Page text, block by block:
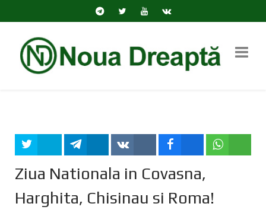
Ziua Nationala in Covasna,
Harghita, Chisinau si Roma!